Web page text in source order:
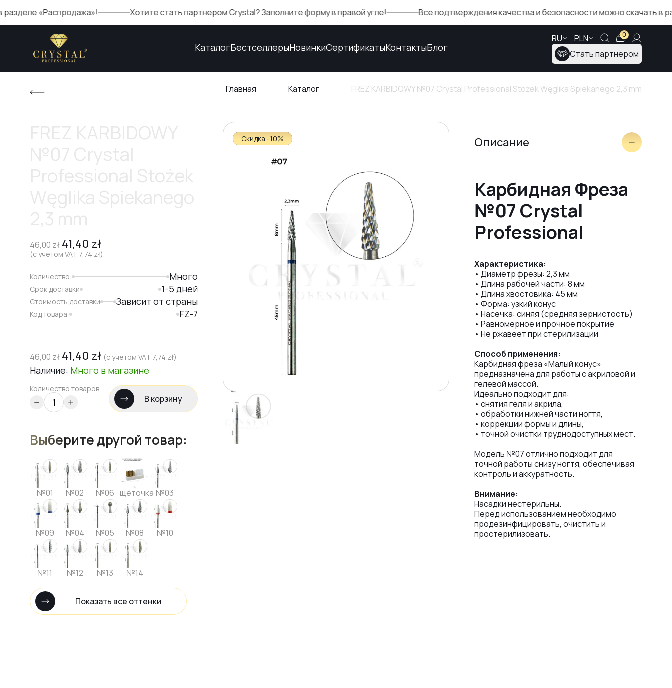
«Распродажа»! Хотите стать партнером Crystal? Заполните форму в правой угле! Все подтверждения качества и безопасности можно скачать в разделе
КаталогБестселлерыНовинкиСертификатыКонтактыБлог
RU PLN 0
Стать партнером
Главная Каталог FREZ KARBIDOWY №07 Crystal Professional Stożek Węglika Spiekanego 2,3 mm
46,00zł 41,40 zł
(с учетом VAT 7,74 zł)
Количество: Много
Срок доставки 1-5 дней
Стоимость доставки Зависит от страны
Код товара: FZ-7
46,00zł 41,40 zł (с учетом VAT 7,74 zł)
Наличие: Много в магазине
Количество товаров
В корзину
Выберите другой товар:
№01 №02 №06 щёточка №03
№09 №04 №05 №08 №10
№11 №12 №13 №14
Показать все оттенки
Скидка -10% Описание
Карбидная Фреза
№07 Crystal
Professional
Характеристика:
• Диаметр фрезы: 2,3 мм
• Длина рабочей части: 8 мм
• Длина хвостовика: 45 мм
• Форма: узкий конус
• Насечка: синяя (средняя зернистость)
• Равномерное и прочное покрытие
• Не ржавеет при стерилизации
Способ применения:
Карбидная фреза «Малый конус»
предназначена для работы с акриловой и
гелевой массой.
Идеально подходит для:
• снятия геля и акрила,
• обработки нижней части ногтя,
• коррекции формы и длины,
• точной очистки труднодоступных мест.
Модель №07 отлично подходит для
точной работы снизу ногтя, обеспечивая
контроль и аккуратность.
Внимание:
Насадки нестерильны.
Перед использованием необходимо
продезинфицировать, очистить и
простерилизовать.